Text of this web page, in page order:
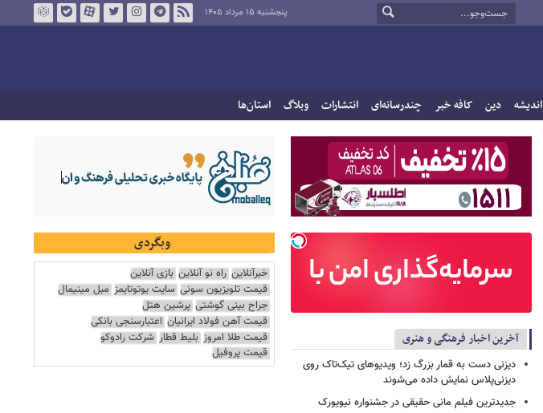
پنجشنبه ۱۵ مرداد ۱۴۰۵
اندیشه دین کافه خبر چندرسانه‌ای انتشارات وبلاگ استان‌ها
آخرین اخبار فرهنگی و هنری
دیزنی دست به قمار بزرگ زد؛ ویدیوهای تیک‌تاک روی
دیزنی‌پلاس نمایش داده می‌شوند
جدیدترین فیلم مانی حقیقی در جشنواره نیویورک
وبگردی
خبرآنلاین راه نو آنلاین بازی آنلاین
قیمت تلویزیون سونی سایت یوتوتایمز مبل مینیمال
جراح بینی گوشتی پرشین هتل
قیمت آهن فولاد ایرانیان اعتبارسنجی بانکی
قیمت طلا امروز بلیط قطار شرکت رادوکو
قیمت پروفیل